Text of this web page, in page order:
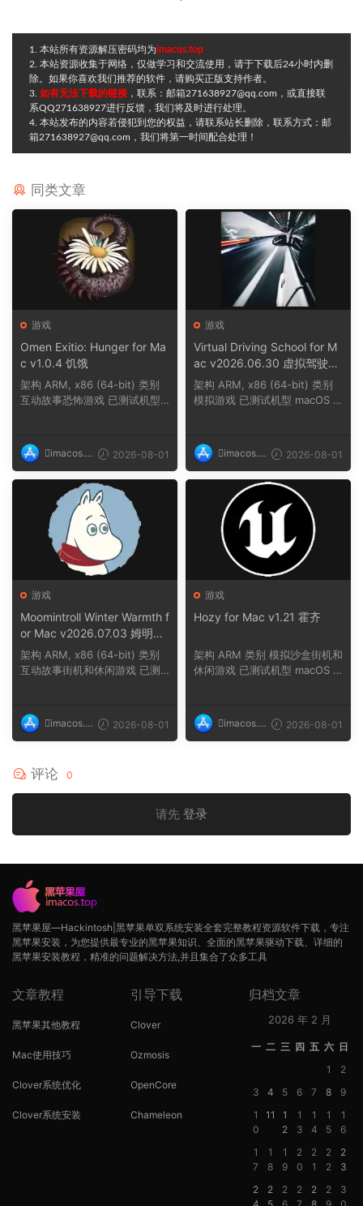
1. 本站所有资源解压密码均为imacos.top
2. 本站资源收集于网络，仅做学习和交流使用，请于下载后24小时内删
除。如果你喜欢我们推荐的软件，请购买正版支持作者。
3. 如有无法下载的链接 ，联系：邮箱271638927@qq.com，或直接联
系QQ271638927进行反馈，我们将及时进行处理。
4. 本站发布的内容若侵犯到您的权益，请联系站长删除，联系方式：邮
箱271638927@qq.com，我们将第一时间配合处理！
同类文章
游戏
Omen Exitio: Hunger for Ma
c v1.0.4 饥饿
架构 ARM, x86 (64-bit) 类别
互动故事恐怖游戏 已测试机型
imacos.t
op
2026-08-01
游戏
Virtual Driving School for M
ac v2026.06.30 虚拟驾驶学
校
架构 ARM, x86 (64-bit) 类别
模拟游戏 已测试机型 macOS T
imacos.t
op
2026-08-01
游戏
Moomintroll Winter Warmth f
or Mac v2026.07.03 姆明冬
日暖阳
架构 ARM, x86 (64-bit) 类别
互动故事街机和休闲游戏 已测
imacos.t
op
2026-08-01
游戏
Hozy for Mac v1.21 霍齐
架构 ARM 类别 模拟沙盒街机和
休闲游戏 已测试机型 macOS T
imacos.t
op
2026-08-01
评论 0
请先 登录
黑苹果屋—Hackintosh|黑苹果单双系统安装全套完整教程资源软件下载，专注
黑苹果安装，为您提供最专业的黑苹果知识、全面的黑苹果驱动下载、详细的
黑苹果安装教程，精准的问题解决方法,并且集合了众多工具
文章教程
黑苹果其他教程
Mac使用技巧
Clover系统优化
Clover系统安装
引导下载
Clover
Ozmosis
OpenCore
Chameleon
归档文章
2026 年 2 月
一 二 三 四 五 六 日
1
2
3
4 5 6 7 8
9
1
0
11
1
2
1
3
1
4
1
5
1
6
1
7
1
8
1
9
2
0
2
1
2
2
2
3
2
2
2
2
2
2
3